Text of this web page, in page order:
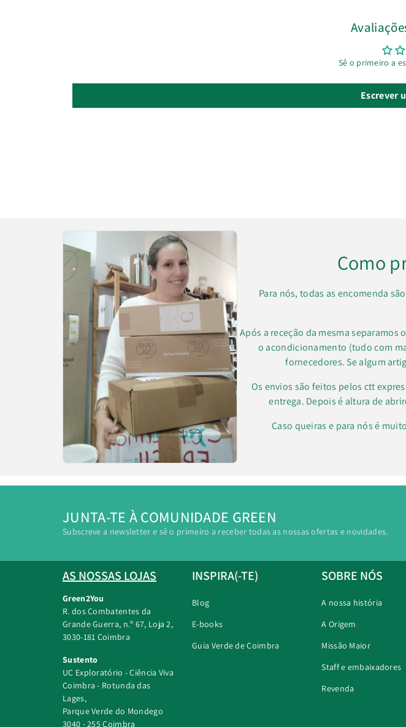
Sê o primeiro a
Escrever
Como
Para nós, todas as encomenda
Após a receção da mesma separamos
o acondicionamento (tudo com
fornecedores. Se algum
Os envios são feitos pelos ctt
entrega. Depois é altura de
Caso queiras e para nós é
JUNTA-TE À COMUNIDADE GREEN
Subscreve a newsletter e sê o primeiro a receber todas as nossas ofertas e novidades.
AS NOSSAS LOJAS
Green2You
R. dos Combatentes da
Grande Guerra, n.º 67, Loja 2,
3030-181 Coimbra
Sustento
UC Exploratório - Ciência Viva
Coimbra - Rotunda das
Lages,
Parque Verde do Mondego
3040 - 255 Coimbra
INSPIRA(-TE)
Blog
E-books
Guia Verde de Coimbra
SOBRE NÓS
A nossa história
A Origem
Missão Maior
Staff e embaixadores
Revenda